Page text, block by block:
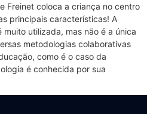
Freinet coloca a criança no centro
principais características! A
utilizada, mas não é a única
metodologias colaborativas
como é o caso da
é conhecida por sua